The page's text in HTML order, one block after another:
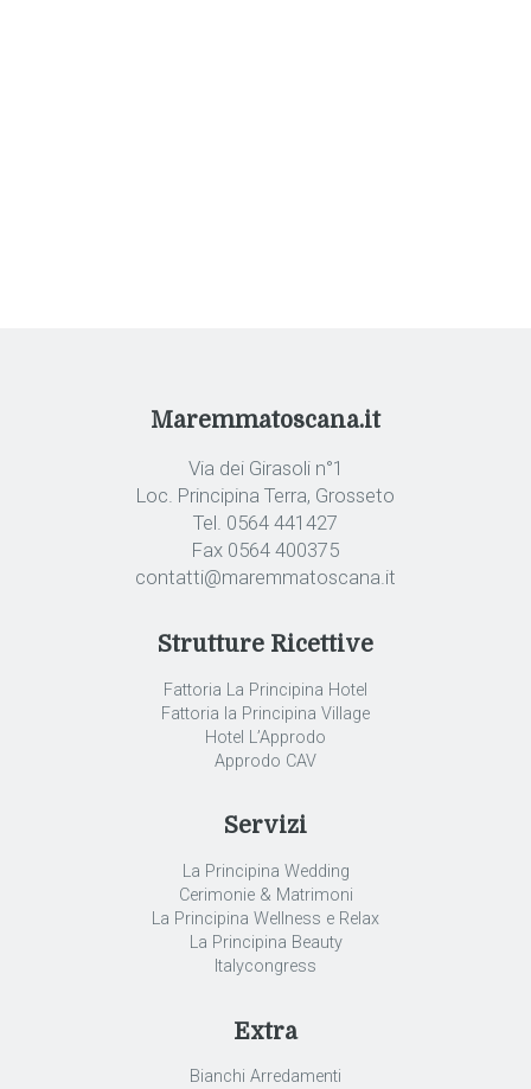
Maremmatoscana.it
Via dei Girasoli n°1
Loc. Principina Terra, Grosseto
Tel. 0564 441427
Fax 0564 400375
contatti@maremmatoscana.it
Strutture Ricettive
Fattoria La Principina Hotel
Fattoria la Principina Village
Hotel L’Approdo
Approdo CAV
Servizi
La Principina Wedding
Cerimonie & Matrimoni
La Principina Wellness e Relax
La Principina Beauty
Italycongress
Extra
Bianchi Arredamenti